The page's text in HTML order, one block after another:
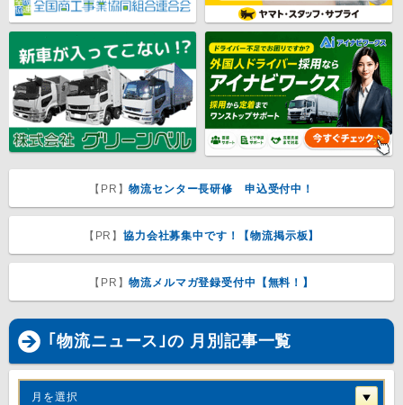
【PR】物流センター長研修 申込受付中！
【PR】協力会社募集中です！【物流掲示板】
【PR】物流メルマガ登録受付中【無料！】
｢物流ニュース｣の 月別記事一覧
月を選択